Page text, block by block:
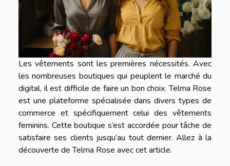
Les vêtements sont les premières nécessités. Avec
les nombreuses boutiques qui peuplent le marché du
digital, il est difficile de faire un bon choix. Telma Rose
est une plateforme spécialisée dans divers types de
commerce et spécifiquement celui des vêtements
feminins. Cette boutique s’est accordée pour tâche de
satisfaire ses clients jusqu’au tout dernier. Allez à la
découverte de Telma Rose avec cet article.